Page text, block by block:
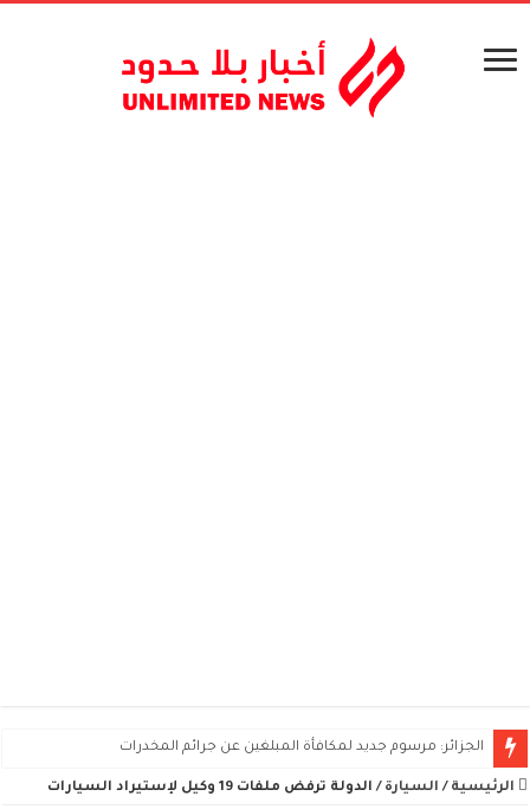
الجزائر: مرسوم جديد لمكافأة المبلغين عن جرائم المخدرات
الرئيسية / السيارة / الدولة ترفض ملفات 19 وكيل لإستيراد السيارات